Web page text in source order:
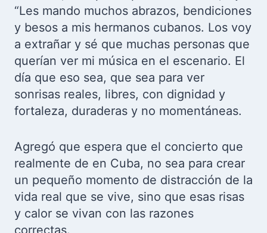
“Les mando muchos abrazos, bendiciones
y besos a mis hermanos cubanos. Los voy
a extrañar y sé que muchas personas que
querían ver mi música en el escenario. El
día que eso sea, que sea para ver
sonrisas reales, libres, con dignidad y
fortaleza, duraderas y no momentáneas.
Agregó que espera que el concierto que
realmente de en Cuba, no sea para crear
un pequeño momento de distracción de la
vida real que se vive, sino que esas risas
y calor se vivan con las razones
correctas.